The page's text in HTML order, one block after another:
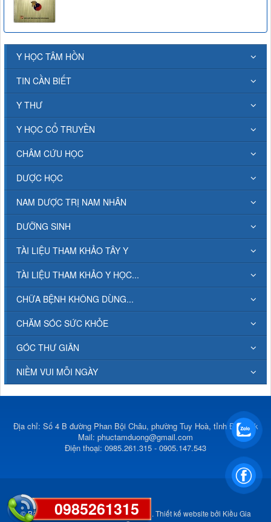
0985261315
Y HỌC TÂM HỒN
TIN CẦN BIẾT
Y THƯ
Y HỌC CỔ TRUYỀN
CHÂM CỨU HỌC
DƯỢC HỌC
NAM DƯỢC TRỊ NAM NHÂN
DƯỠNG SINH
TÀI LIỆU THAM KHẢO TÂY Y
TÀI LIỆU THAM KHẢO Y HỌC...
CHỮA BỆNH KHÔNG DÙNG...
CHĂM SÓC SỨC KHỎE
GÓC THƯ GIÃN
NIỀM VUI MỖI NGÀY
Địa chỉ: Số 4 B đường Phan Bội Châu, phường Tuy Hoà, tỉnh Đắk Lắk
Mail: phuctamduong@gmail.com
Điện thoại: 0985.261.315 - 0905.147.543
© Bản quyền thuộc vềPhúc Tâm Đường . Thiết kế website bởi Kiều Gia